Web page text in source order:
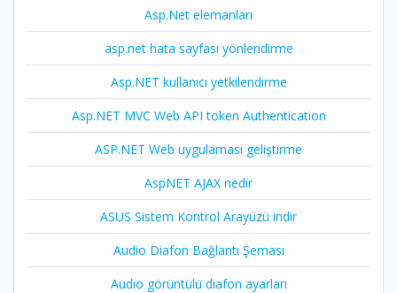
Asp.Net elemanları
asp.net hata sayfası yönlendirme
Asp.NET kullanıcı yetkilendirme
Asp.NET MVC Web API token Authentication
ASP.NET Web uygulaması geliştirme
AspNET AJAX nedir
ASUS Sistem Kontrol Arayüzü indir
Audio Diafon Bağlantı Şeması
Audio görüntülü diafon ayarları